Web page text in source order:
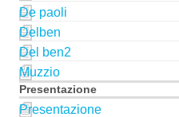
De paoli
Delben
Del ben2
Muzzio
Presentazione
Presentazione